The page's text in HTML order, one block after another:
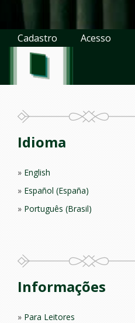
Cadastro Acesso
Idioma
English
Español (España)
Português (Brasil)
Informações
Para Leitores